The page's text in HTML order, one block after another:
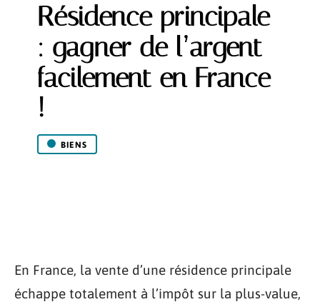
Résidence principale
: gagner de l’argent
facilement en France
!
BIENS
En France, la vente d’une résidence principale
échappe totalement à l’impôt sur la plus-value,